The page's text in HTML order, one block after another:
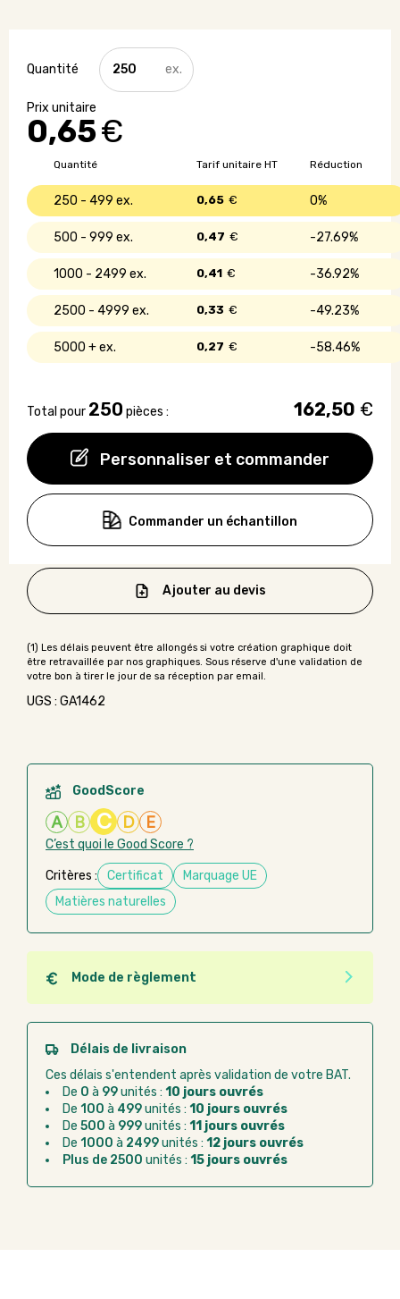
0,65€
Personnaliser et commander
quantité
de
Cache
publicitaire
en
Quantité Réduction
Tarif unitaire HT
250 - 499 0%
0,65 €
500 - 999 27.69%
0,47 €
1000 - 2499 36.92%
0,41 €
2500 - 4999 49.23%
0,33 €
5000 + 58.46%
0,27 €
Total pour 250 pièces : 162,50 €
Commander un échantillon
Ajouter au devis
UGS : GA1462
GoodScore
A B C D E
C’est quoi le Good Score ?
Critères : Certificat
Marquage UE
Matières naturelles
Mode de règlement
Quel que soit le mode de règlement, vous pouvez
passer commande en ligne sur Good Act.
Paiement CB :paiement sécurisé par carte
Virement bancaire :règlement sur facture
après la commande
Chorus Pro :règlement par mandat
administratif après la commande
Délais de livraison
Ces délais s'entendent après validation de votre BAT.
De 0 à 99unités : 10 jours ouvrés
De 100 à 499unités : 10 jours ouvrés
De 500 à 999unités : 11 jours ouvrés
De 1000 à 2499unités : 12 jours ouvrés
Plus de 2500 unités : 15 jours ouvrés